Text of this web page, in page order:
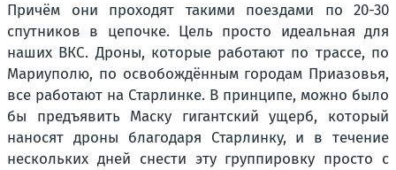
Причём они проходят такими поездами по 20-30
спутников в цепочке. Цель просто идеальная для
наших ВКС. Дроны, которые работают по трассе, по
Мариуполю, по освобождённым городам Приазовья,
все работают на Старлинке. В принципе, можно было
бы предъявить Маску гигантский ущерб, который
наносят дроны благодаря Старлинку, и в течение
нескольких дней снести эту группировку просто с